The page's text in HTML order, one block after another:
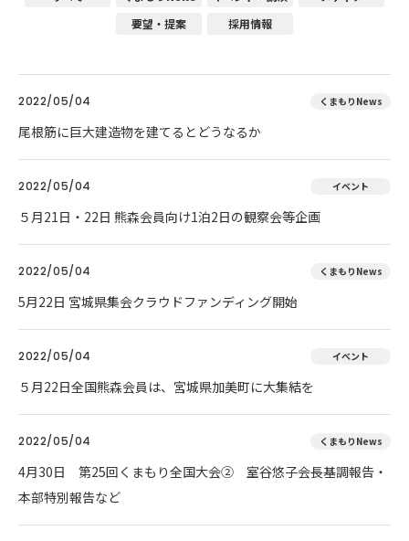
要望・提案
採用情報
2022/05/04 くまもりNews
尾根筋に巨大建造物を建てるとどうなるか
2022/05/04 イベント
５月21日・22日 熊森会員向け1泊2日の観察会等企画
2022/05/04 くまもりNews
5月22日 宮城県集会クラウドファンディング開始
2022/05/04 イベント
５月22日全国熊森会員は、宮城県加美町に大集結を
2022/05/04 くまもりNews
4月30日 第25回くまもり全国大会② 室谷悠子会長基調報告・
本部特別報告など